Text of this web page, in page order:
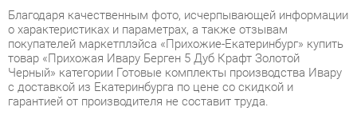
с доставкой из Екатеринбурга по цене со скидкой и
гарантией от производителя не составит труда.
Мы отправляем заказы в доставку ежедневно. Товары из
ассортимента в наличии на складе в Екатеринбурге вы
получите не позднее48-ми часовс момента оформления
заказа. Дополнительно вы можете заказать подъём на этаж